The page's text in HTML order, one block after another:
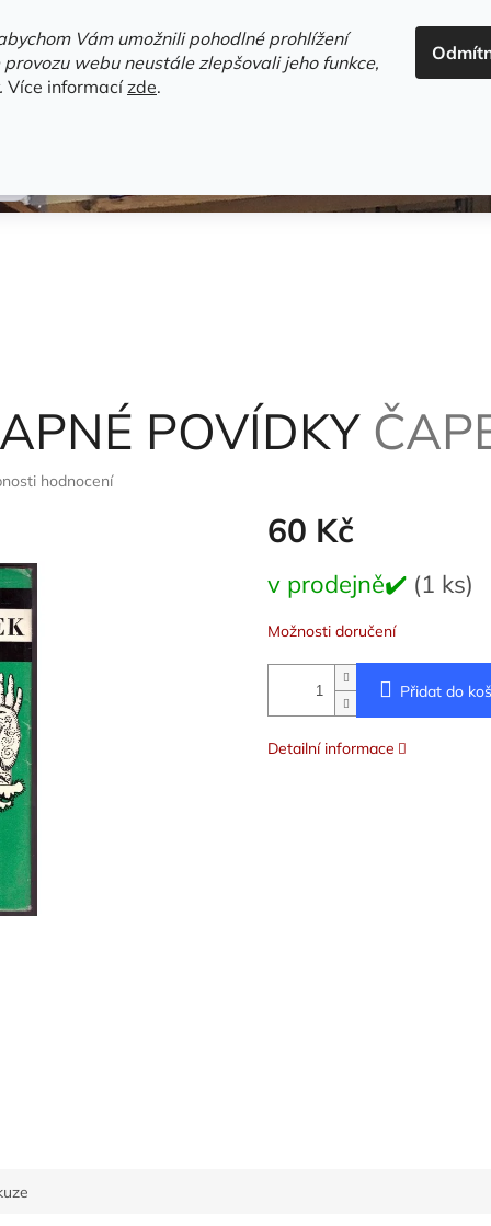
Vám umožnili pohodlné prohlížení
webu neustále zlepšovali jeho funkce,
Více informacízde.
HLEDAT
POVÍDKY
hodnocení
60 Kč
cena:
v prodejně✔️ (1 ks)
Možnosti doručení
Přidat do
Detailní informace